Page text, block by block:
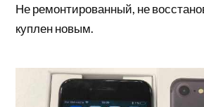
Не ремонтированный, не
куплен новым.